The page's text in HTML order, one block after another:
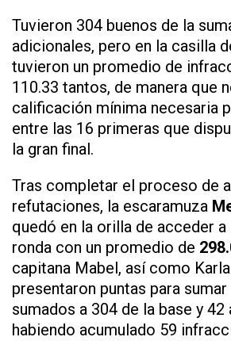
Tuvieron 304 buenos de la
adicionales, pero en la casilla
tuvieron un promedio de
110.33 tantos, de manera que
calificación mínima necesaria
entre las 16 primeras que
la gran final.
Tras completar el proceso de
refutaciones, la escaramuza
quedó en la orilla de acceder a
ronda con un promedio de
capitana Mabel, así como
presentaron puntas para sumar
sumados a 304 de la base y 42
habiendo acumulado 59